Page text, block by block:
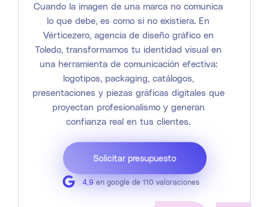
Cuando la imagen de una marca no comunica
lo que debe, es como si no existiera. En
Vérticezero, agencia de diseño gráfico en
Toledo, transformamos tu identidad visual en
una herramienta de comunicación efectiva:
logotipos, packaging, catálogos,
presentaciones y piezas gráficas digitales que
proyectan profesionalismo y generan
confianza real en tus clientes.
Solicitar presupuesto
4,9 en google de 110 valoraciones